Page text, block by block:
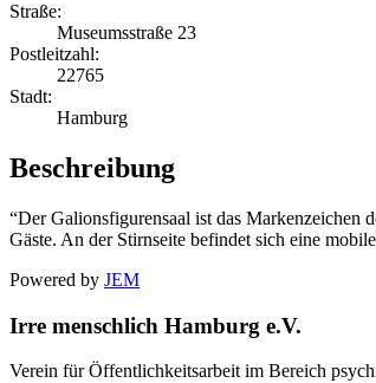
Straße:
Museumsstraße 23
Postleitzahl:
22765
Stadt:
Hamburg
Beschreibung
“Der Galionsfigurensaal ist das Markenzeichen
Gäste. An der Stirnseite befindet sich eine
Powered by JEM
Irre menschlich Hamburg e.V.
Verein für Öffentlichkeitsarbeit im Bereich